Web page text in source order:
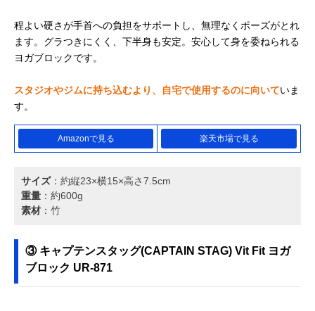
程よい硬さが手首への負担をサポートし、無理なくポーズがとれ
ます。グラつきにくく、下半身も安定。安心して身を委ねられる
ヨガブロックです。
スタジオやジムに持ち込むより、自宅で使用するのに向いていま
す。
Amazonで見る 楽天市場で見る
サイズ：約縦23×横15×高さ7.5cm
重量 ：約600g
素材 ：竹
③ キャプテンスタッグ(CAPTAIN STAG) Vit Fit ヨガ
ブロック UR-871